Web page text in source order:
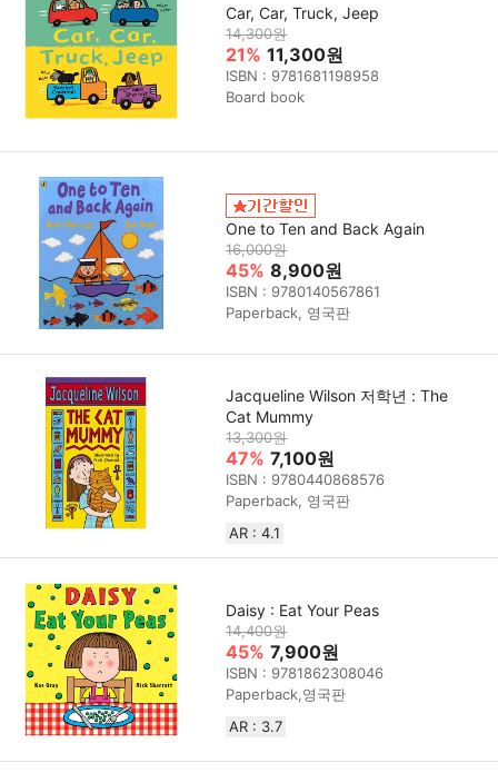
Car, Car, Truck, Jeep
14,300원
21% 11,300원
ISBN : 9781681198958
Board book
One to Ten and Back Again
16,000원
45% 8,900원
ISBN : 9780140567861
Paperback, 영국판
Jacqueline Wilson 저학년 : The
Cat Mummy
13,300원
47% 7,100원
ISBN : 9780440868576
Paperback, 영국판
AR : 4.1
Daisy : Eat Your Peas
14,400원
45% 7,900원
ISBN : 9781862308046
Paperback,영국판
AR : 3.7